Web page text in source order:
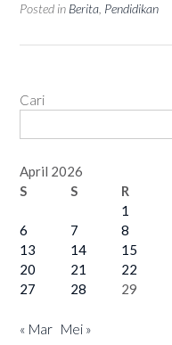
Posted in Berita Pendidikan
Cari
April 2026
S
S R
1
6
7 8
13
14 15
20
21 22
27
28 29
« Mar Mei »